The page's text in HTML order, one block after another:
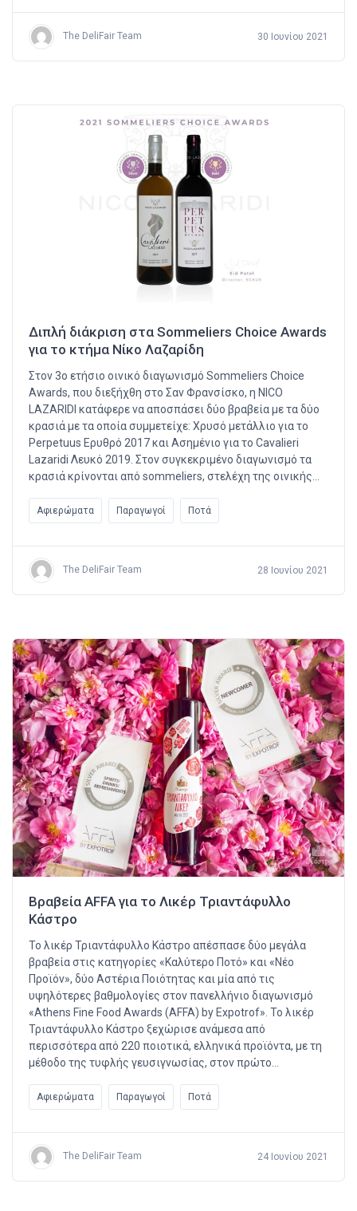
The DeliFair Team 30 Ιουνίου 2021
Διπλή διάκριση στα Sommeliers Choice Awards
για το κτήμα Νίκο Λαζαρίδη
Στον 3ο ετήσιο οινικό διαγωνισμό Sommeliers Choice
Awards, που διεξήχθη στο Σαν Φρανσίσκο, η NICO
LAZARIDI κατάφερε να αποσπάσει δύο βραβεία με τα δύο
κρασιά με τα οποία συμμετείχε: Χρυσό μετάλλιο για το
Perpetuus Ερυθρό 2017 και Ασημένιο για το Cavalieri
Lazaridi Λευκό 2019. Στον συγκεκριμένο διαγωνισμό τα
κρασιά κρίνονται από sommeliers, στελέχη της οινικής…
Αφιερώματα Παραγωγοί Ποτά
The DeliFair Team 28 Ιουνίου 2021
Βραβεία AFFA για το Λικέρ Τριαντάφυλλο
Κάστρο
Το λικέρ Τριαντάφυλλο Κάστρο απέσπασε δύο μεγάλα
βραβεία στις κατηγορίες «Καλύτερο Ποτό» και «Νέο
Προϊόν», δύο Αστέρια Ποιότητας και μία από τις
υψηλότερες βαθμολογίες στον πανελλήνιο διαγωνισμό
«Athens Fine Food Awards (AFFA) by Expotrof». Το λικέρ
Τριαντάφυλλο Κάστρο ξεχώρισε ανάμεσα από
περισσότερα από 220 ποιοτικά, ελληνικά προϊόντα, με τη
μέθοδο της τυφλής γευσιγνωσίας, στον πρώτο…
Αφιερώματα Παραγωγοί Ποτά
The DeliFair Team 24 Ιουνίου 2021